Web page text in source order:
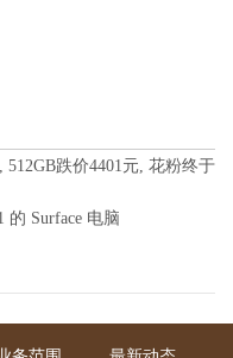
跌价4401元, 花粉终于
的 Surface 电脑